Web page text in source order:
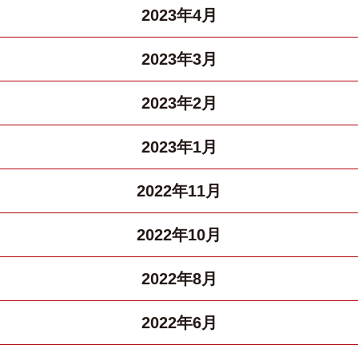
2023年4月
2023年3月
2023年2月
2023年1月
2022年11月
2022年10月
2022年8月
2022年6月